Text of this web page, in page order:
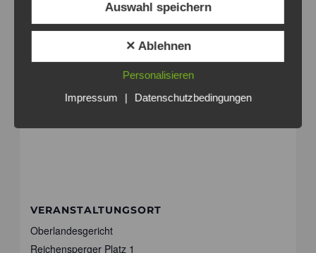
VERANSTALTUNGSORT
Oberlandesgericht
Reichensperger Platz 1
Auswahl speichern
✕ Ablehnen
Personalisieren
Impressum
| Datenschutzbedingungen